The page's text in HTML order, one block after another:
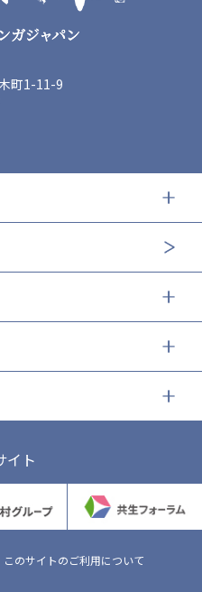
ン
機構
友好共生クヴ
ター
町1-11-9
イト
このサイトのご利用について